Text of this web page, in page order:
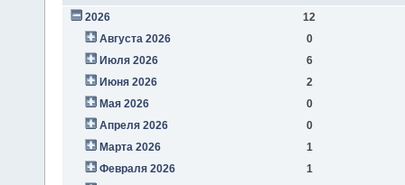
2026
12
Августа 2026
0
Июля 2026
6
Июня 2026
2
Мая 2026
0
Апреля 2026
0
Марта 2026
1
Февраля 2026
1